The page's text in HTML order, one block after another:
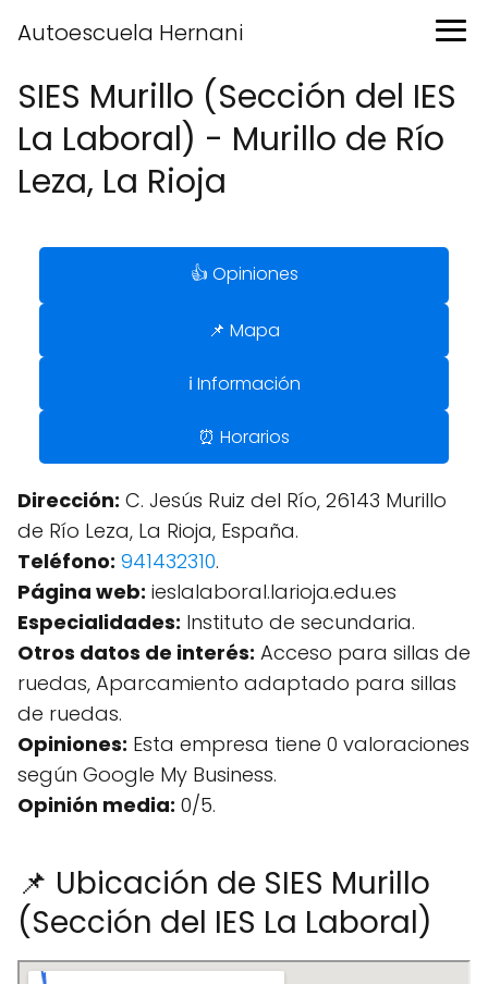
Autoescuela Hernani
SIES Murillo (Sección del IES
La Laboral) - Murillo de Río
Leza, La Rioja
👍 Opiniones
📌 Mapa
ℹ️ Información
⏰ Horarios
Dirección: C. Jesús Ruiz del Río, 26143 Murillo
de Río Leza, La Rioja, España.
Teléfono: 941432310.
Página web: ieslalaboral.larioja.edu.es
Especialidades: Instituto de secundaria.
Otros datos de interés: Acceso para sillas de
ruedas, Aparcamiento adaptado para sillas
de ruedas.
Opiniones: Esta empresa tiene 0 valoraciones
según Google My Business.
Opinión media: 0/5.
📌 Ubicación de SIES Murillo
(Sección del IES La Laboral)